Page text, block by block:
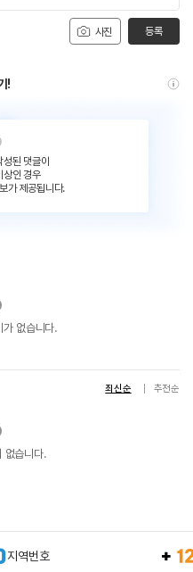
사진 등록
!
된 댓글이
상인 경우
가 제공됩니다.
없습니다.
최신순 추천순
없습니다.
지역번호